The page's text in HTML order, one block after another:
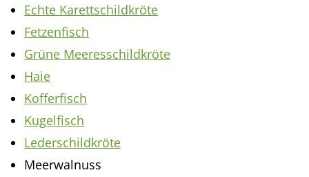
Echte Karettschildkröte
Fetzenfisch
Grüne Meeresschildkröte
Haie
Kofferfisch
Kugelfisch
Lederschildkröte
Meerwalnuss